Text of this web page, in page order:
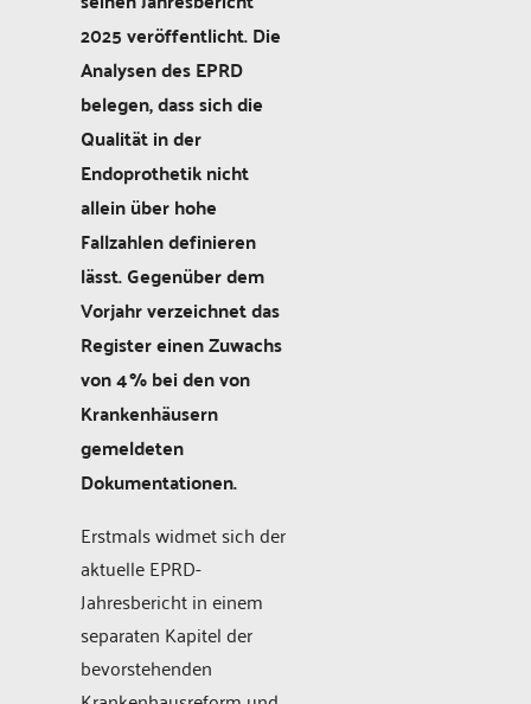
2025 veröffentlicht. Die
Analysen des EPRD
belegen, dass sich die
Qualität in der
Endoprothetik nicht
allein über hohe
Fallzahlen definieren
lässt. Gegenüber dem
Vorjahr verzeichnet das
Register einen Zuwachs
von 4 % bei den von
Krankenhäusern
gemeldeten
Dokumentationen.
Erstmals widmet sich der
aktuelle EPRD-
Jahresbericht in einem
separaten Kapitel der
bevorstehenden